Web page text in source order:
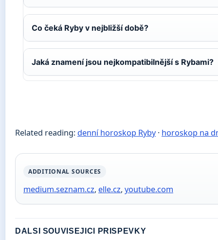
Co čeká Ryby v nejbližší době?
Jaká znamení jsou nejkompatibilnější s Rybami?
Related reading: denní horoskop Ryby· horoskop na
ADDITIONAL SOURCES
medium.seznam.cz, elle.cz, youtube.com
DALSI SOUVISEJICI PRISPEVKY